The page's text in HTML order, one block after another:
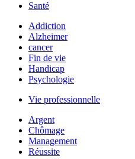
Santé
Addiction
Alzheimer
cancer
Fin de vie
Handicap
Psychologie
Vie professionnelle
Argent
Chômage
Management
Réussite